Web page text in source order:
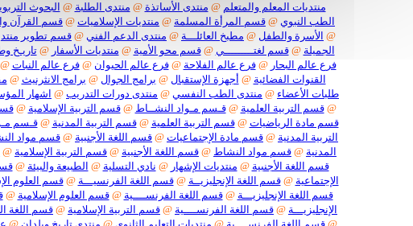
منتديات المعلم والمتعلم @ منتدى الأساتذة @ منتدى الطلبة @ البحوث
الطب النبوي @ قسم المرأة المسلمة @ منتديات الإسلاميات @ قسم القرآن
@ الأسرة والطفل @ مطبخ العائلـــة @ منتدى الدعم الفني @قسم تطوير
الجميلة @قسم لغتـــــــــي @قسم محو الأمية @ منتديات الأسفار @تاريـخ
فرع عالم البحار @فرع عالم الفلاحة @فرع عالم الحيوان @فرع عالم النبات @
القنوات الفضائية @ أجهزة الإستقبال @ برامج الجوال @ برامج الانثرنيث @
طلبات الأعضاء @ منتدى الطب النفسي @ منتدى دورات التدريب @ اشهار
@قسم التربية العلمية @قـسم مـواد النشــاط @قسم التربية الإسلامية @
قسم مادة الرياضيات @قسم التربية العلمية @قسم التربية المدنية @قـسم
التربية المدنية @ قسم مادة الإجتماعيات @ قسم اللغة الأجنبية @ قسم مواد
المدنية @ قسم مواد النشاط @ قسم اللغة الأجنبية @ قسم التربية الإسلامية @
قسم اللغة الأجنبية @ منتديات الإشهار @ نادي التسلية @ الطبيعة والبيئة @
الإجتماعية @قسم اللغة الإنجليزيــة @قسم اللغة الفرنسيـــة @قسم العلوم
قسم اللغة الإنجليزيـــة @قسم اللغة الفرنســــية @قسم العلوم الإسلامية @
الإنجليزيـــة @ قسم اللغة الفرنســــية @ قسم التربية الإسلامية @ قسم اللغة